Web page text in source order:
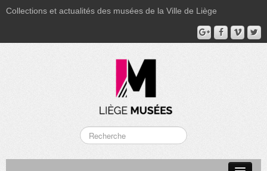
Collections et actualités des musées de la Ville de Liège